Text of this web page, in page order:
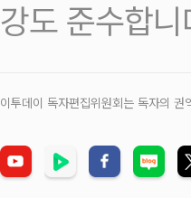
강도 준수합니
이투데이 독자편집위원회는 독자의